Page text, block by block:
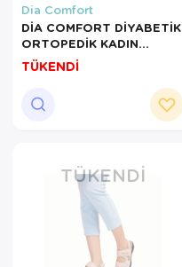
Dia Comfort
DİA COMFORT DİYABETİK
ORTOPEDİK KADIN
TERLİK BORDO-39
NUMARA
TÜKENDİ
TÜKENDI